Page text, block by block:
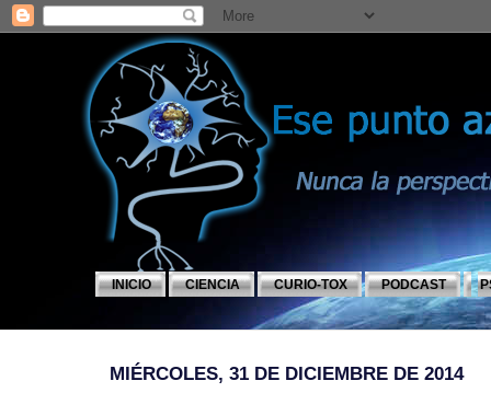
INICIO CIENCIA CURIO-TOX PODCAST
MIÉRCOLES, 31 DE DICIEMBRE DE 2014